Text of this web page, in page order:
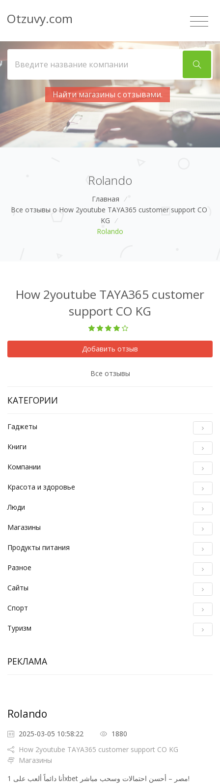
Otzuvy.com
Найти магазины с отзывами.
Rolando
Главная /
Все отзывы о How 2youtube TAYA365 customer support CO
KG /
Rolando
How 2youtube TAYA365 customer
support CO KG
Добавить отзыв
Все отзывы
КАТЕГОРИИ
Гаджеты
Книги
Компании
Красота и здоровье
Люди
Магазины
Продукты питания
Разное
Сайты
Спорт
Туризм
РЕКЛАМА
Rolando
2025-03-05 10:58:22
1880
How 2youtube TAYA365 customer support CO KG
Магазины
أنا دائماً ألعب على 1xbet مصر – أحسن احتمالات وسحب مباشر!